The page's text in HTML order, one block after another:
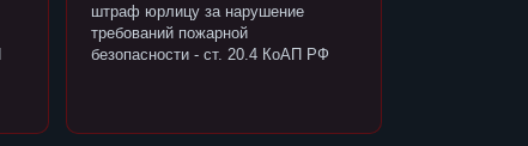
штраф юрлицу за нарушение
требований пожарной
безопасности - ст. 20.4 КоАП РФ